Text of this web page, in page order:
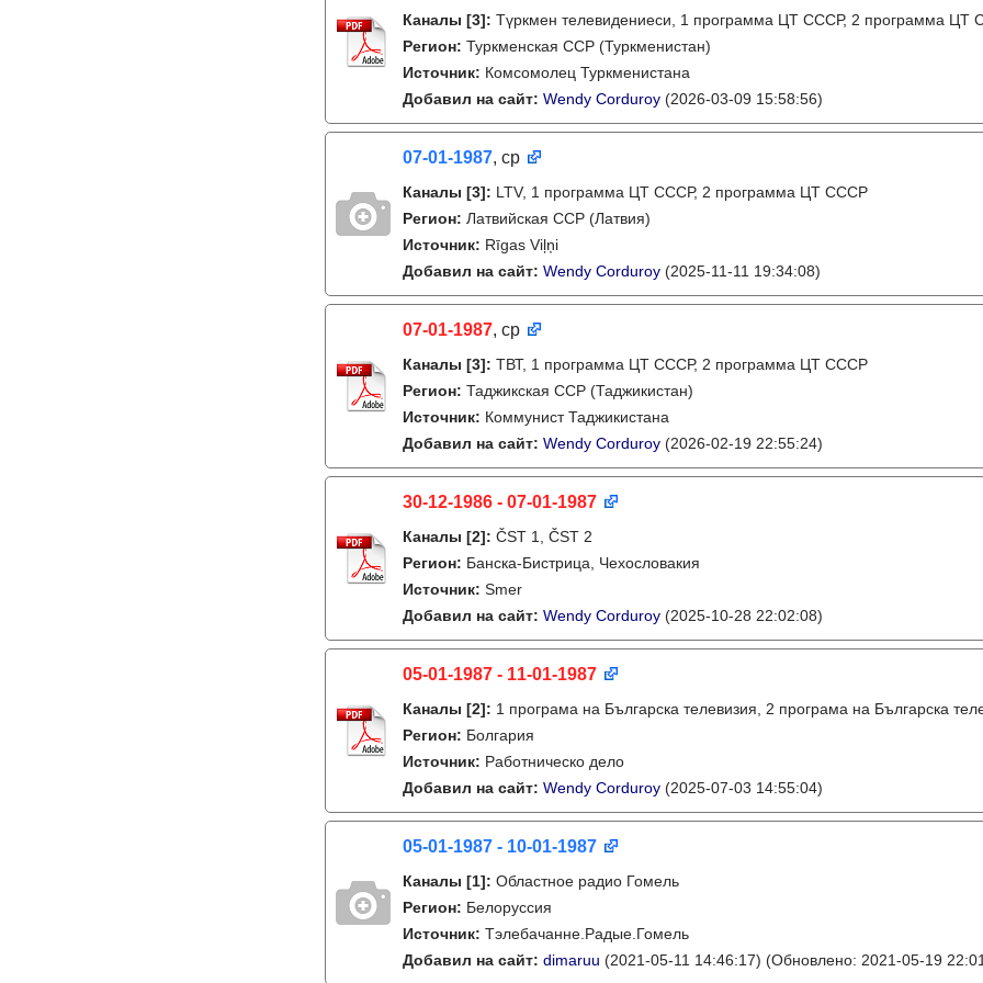
Каналы [3]: Түркмен телевидениеси, 1 программа ЦТ СССР, 2 программа ЦТ
Регион: Туркменская ССР (Туркменистан)
Источник: Комсомолец Туркменистана
Добавил на сайт: Wendy Corduroy (2026-03-09 15:58:56)
07-01-1987, ср
Каналы [3]: LTV, 1 программа ЦТ СССР, 2 программа ЦТ СССР
Регион: Латвийская ССР (Латвия)
Источник: Rīgas Viļņi
Добавил на сайт: Wendy Corduroy (2025-11-11 19:34:08)
07-01-1987, ср
Каналы [3]: ТВТ, 1 программа ЦТ СССР, 2 программа ЦТ СССР
Регион: Таджикская ССР (Таджикистан)
Источник: Коммунист Таджикистана
Добавил на сайт: Wendy Corduroy (2026-02-19 22:55:24)
30-12-1986 - 07-01-1987
Каналы [2]: ČST 1, ČST 2
Регион: Банска-Бистрица, Чехословакия
Источник: Smer
Добавил на сайт: Wendy Corduroy (2025-10-28 22:02:08)
05-01-1987 - 11-01-1987
Каналы [2]: 1 програма на Българска телевизия, 2 програма на Българска
Регион: Болгария
Источник: Работническо дело
Добавил на сайт: Wendy Corduroy (2025-07-03 14:55:04)
05-01-1987 - 10-01-1987
Каналы [1]: Областное радио Гомель
Регион: Белоруссия
Источник: Тэлебачанне.Радые.Гомель
Добавил на сайт: dimaruu (2021-05-11 14:46:17) (Обновлено: 2021-05-19